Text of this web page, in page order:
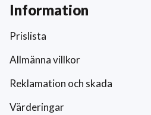
Information
Prislista
Allmänna villkor
Reklamation och skada
Värderingar